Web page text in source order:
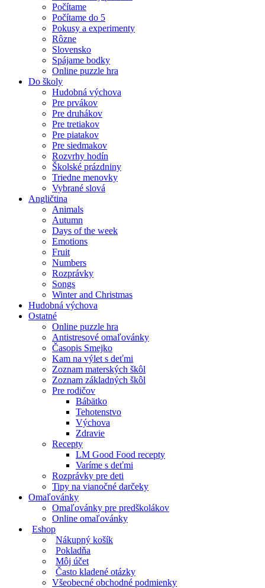
Počítame
Počítame do 5
Pokusy a experimenty
Rôzne
Slovensko
Spájame bodky
Online puzzle hra
Do školy
Hudobná výchova
Pre prvákov
Pre druhákov
Pre tretiakov
Pre piatakov
Pre siedmakov
Rozvrhy hodín
Školské prázdniny
Triedne menovky
Vybrané slová
Angličtina
Animals
Autumn
Days of the week
Emotions
Fruit
Numbers
Rozprávky
Songs
Winter and Christmas
Hudobná výchova
Ostatné
Online puzzle hra
Antistresové omaľovánky
Časopis Smejko
Kam na výlet s deťmi
Zoznam materských škôl
Zoznam základných škôl
Pre rodičov
Bábätko
Tehotenstvo
Výchova
Zdravie
Recepty
LM Good Food recepty
Varíme s deťmi
Rozprávky pre deti
Tipy na vianočné darčeky
Omaľovánky
Omaľovánky pre predškolákov
Online omaľovánky
Eshop
Nákupný košík
Pokladňa
Môj účet
Často kladené otázky
Všeobecné obchodné podmienky